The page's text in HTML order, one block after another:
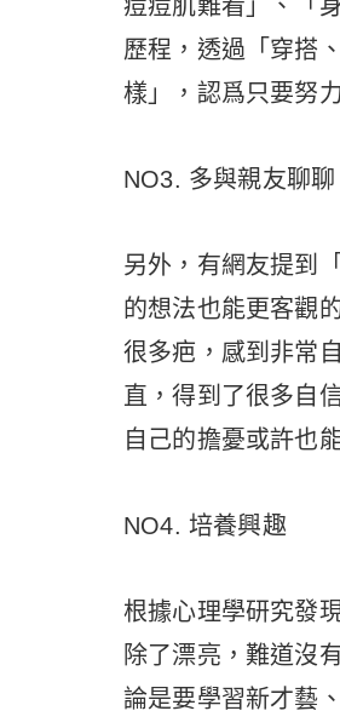
痘痘肌難看」、「
歷程，透過「穿搭
樣」，認爲只要努
NO3. 多與親友聊聊
另外，有網友提到
的想法也能更客觀
很多疤，感到非常
直，得到了很多自
自己的擔憂或許也
NO4. 培養興趣
根據心理學研究發
除了漂亮，難道沒
論是要學習新才藝